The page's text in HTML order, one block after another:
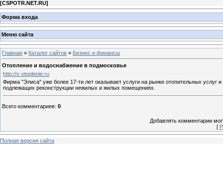
[CSPOTR.NET.RU]
Форма входа
Меню сайта
Главная » Каталог сайтов » Бизнес и финансы
Отопление и водоснабжение в подмосковье
http://x-otoplenie.ru
Фирма "Элиса" уже более 17-ти лет оказывает услуги на рынке отопительных
подлежащих реконструкции нежилых и жилых помещениях.
Всего комментариев: 0
Добавлять комментарии
[
Полная версия сайта